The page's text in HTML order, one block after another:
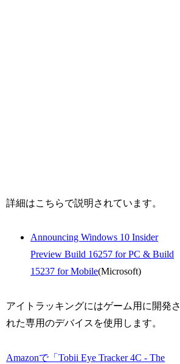
詳細はこちらで説明されています。
Announcing Windows 10 Insider
Preview Build 16257 for PC & Build
15237 for Mobile(Microsoft)
アイトラッキングにはゲーム用に開発さ
れた専用のデバイスを使用します。
Amazonで「Tobii Eye Tracker 4C - The